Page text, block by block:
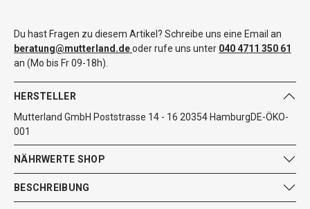
Du hast Fragen zu diesem Artikel? Schreibe uns eine Email an
beratung@mutterland.deoder rufe uns unter 040 4711 350 61
an (Mo bis Fr 09-18h).
HERSTELLER
Mutterland GmbH Poststrasse 14 - 16 20354 HamburgDE-ÖKO-
001
NÄHRWERTE SHOP
BESCHREIBUNG